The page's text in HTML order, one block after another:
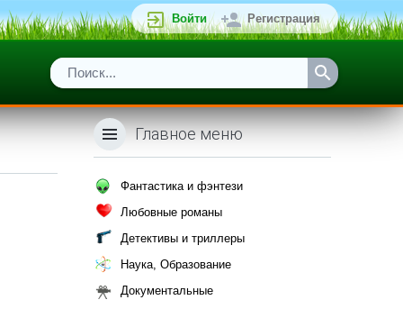
Войти Регистрация
Главное меню
Фантастика и фэнтези
Любовные романы
Детективы и триллеры
Наука, Образование
Документальные